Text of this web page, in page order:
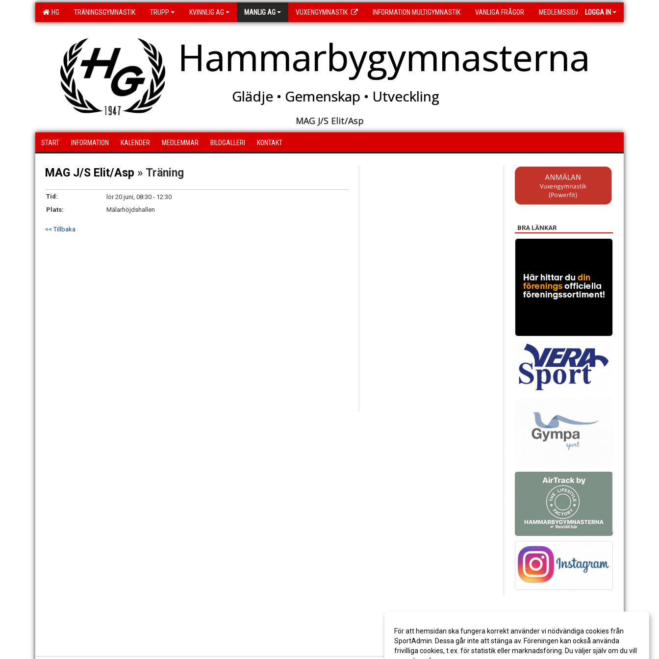
HG TRÄNINGSGYMNASTIK TRUPP KVINNLIG AG MANLIG AG VUXENGYMNASTIK INFORMATION MULTIGYMNASTIK VANLIGA FRÅGOR MEDLEMSSIDA LOGGA IN
Hammarbygymnasterna
Glädje • Gemenskap • Utveckling
MAG J/S Elit/Asp
START INFORMATION KALENDER MEDLEMMAR BILDGALLERI KONTAKT
MAG J/S Elit/Asp » Träning
Tid:
lör 20 juni, 08:30 - 12:30
Plats:
Mälarhöjdshallen
<< Tillbaka BRA LÄNKAR
För att hemsidan ska fungera korrekt använder vi nödvändiga cookies från
SportAdmin. Dessa går inte att stänga av. Föreningen kan också använda
frivilliga cookies, t.ex. för statistik eller marknadsföring. Du väljer själv om du vill